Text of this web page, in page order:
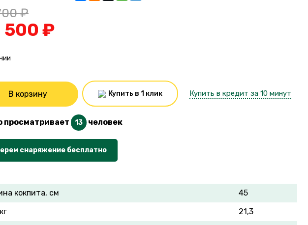
₽
500 ₽
В корзину Купить в 1 клик Купить в кредит за 10 минут
просматривает 13 человек
снаряжение бесплатно
кокпита, см
45
21,3